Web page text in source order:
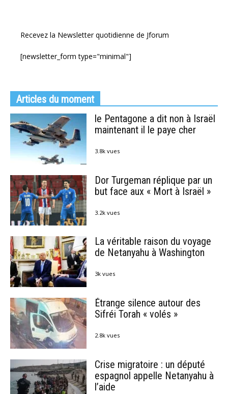
Recevez la Newsletter quotidienne de Jforum
[newsletter_form type="minimal"]
Articles du moment
le Pentagone a dit non à Israël
maintenant il le paye cher
3.8k vues
Dor Turgeman réplique par un
but face aux « Mort à Israël »
3.2k vues
La véritable raison du voyage
de Netanyahu à Washington
3k vues
Étrange silence autour des
Sifréi Torah « volés »
2.8k vues
Crise migratoire : un député
espagnol appelle Netanyahu à
l’aide